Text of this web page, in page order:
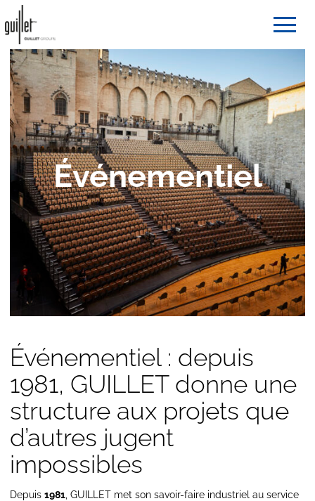
Événementiel
Événementiel : depuis
1981, GUILLET donne une
structure aux projets que
d’autres jugent
impossibles
Depuis 1981 , GUILLET met son savoir-faire industriel au service